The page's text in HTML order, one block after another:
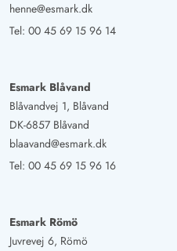
henne@esmark.dk
Tel: 00 45 69 15 96 14
Esmark Blåvand
Blåvandvej 1, Blåvand
DK-6857 Blåvand
blaavand@esmark.dk
Tel: 00 45 69 15 96 16
Esmark Römö
Juvrevej 6, Römö